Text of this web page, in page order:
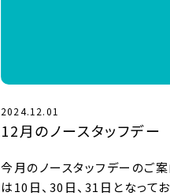
2024.12.01
12月のノースタッフデー
今月のノースタッフデーのご
は10日、30日、31日となって